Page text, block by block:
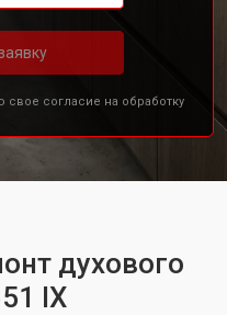
свое согласие на обработку
духового
IX